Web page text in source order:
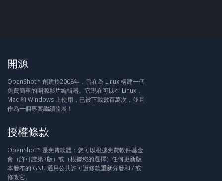
開源
OpenShot™ 創建於2008年，旨在為 Linux 構建一個
免費簡單的開源影片編輯器。它現在可以在 Linux，
Mac 和 Windows 上使用，已被下載數百萬次，並且
作為一個專案繼續發展！
授權條款
OpenShot™ 是免費軟體：您可以根據免費軟件基金
會（許可證第3版）或（根據您的選擇）任何更新版
本發布的 GNU 通用公共許可證條款重新分發和 / 或
修改它。